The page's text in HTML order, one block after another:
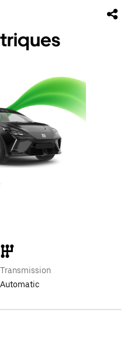
Transmission
Automatic